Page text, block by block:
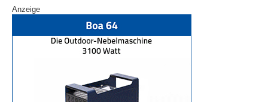
Anzeige